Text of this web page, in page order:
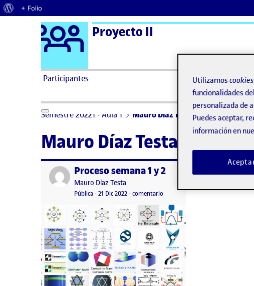
Acerca de WordPress
+ Folio
Saltar al contenido Logo Ágora
Proyecto II
Participantes
Semestre 20221 - Aula 1 Mauro Díaz Testa
Mauro Díaz Testa
Publicado porProceso semana 1 y 2
Publicado por
Mauro Díaz Testa
Visibilidad:
Pública-Fecha de publicación
21 Dic 2022-comentario en Proceso semana 1 y 2
Utilizamos cookies
funcionalidades
personalizada de
Puedes aceptar,
información en